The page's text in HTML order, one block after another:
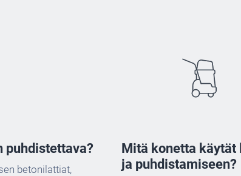
puhdistettava?
betonilattiat,
Mitä konetta
ja puhdistamiseen?